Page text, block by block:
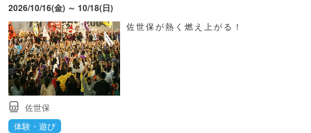
2026/10/16(金) ～ 10/18(日)
佐世保が熱く燃え上がる！
佐世保
体験・遊び